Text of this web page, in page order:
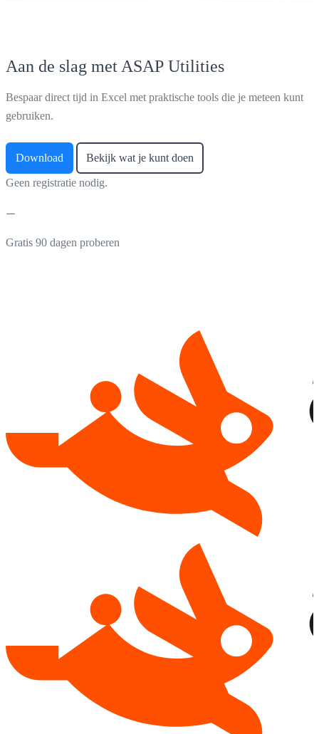
Aan de slag met ASAP Utilities
Bespaar direct tijd in Excel met praktische tools die je meteen kunt
gebruiken.
Download Bekijk wat je kunt doen
Geen registratie nodig.
Gratis 90 dagen proberen